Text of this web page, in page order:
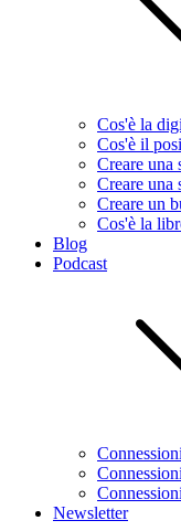
Cos'è la
Cos'è il
Creare una
Creare una
Creare un
Cos'è la
Blog
Podcast
Newsletter